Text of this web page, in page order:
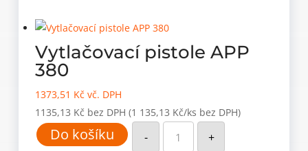
Vytlačovací pistole APP
380
1373,51 Kč vč. DPH
1135,13 Kč bez DPH (1 135,13 Kč/ks bez DPH)
Do košíku -
Vytlačovací
pistole
APP +